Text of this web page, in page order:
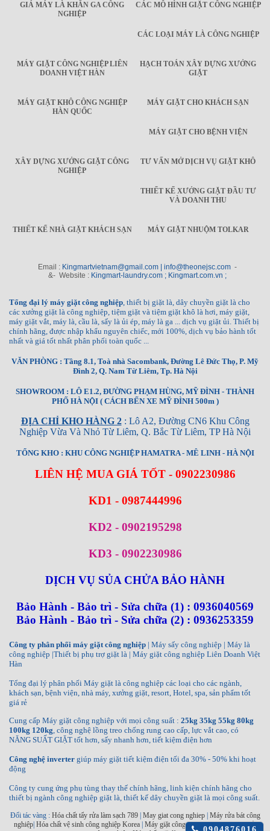
GIÁ MÁY LÀ KHĂN GA CÔNG
NGHIỆP
CÁC MÔ HÌNH GIẶT CÔNG NGHIỆP
CÁC LOẠI MÁY LÀ CÔNG NGHIỆP
MÁY GIẶT CÔNG NGHIỆP LIÊN
DOANH VIỆT HÀN
HẠCH TOÁN XÂY DỰNG XƯỞNG
GIẶT
MÁY GIẶT KHÔ CÔNG NGHIỆP
HÀN QUỐC
MÁY GIẶT CHO KHÁCH SẠN
MÁY GIẶT CHO BỆNH VIỆN
XÂY DỰNG XƯỞNG GIẶT CÔNG
NGHIỆP
TƯ VẤN MỞ DỊCH VỤ GIẶT KHÔ
THIẾT KẾ XƯỞNG GIẶT ĐẦU TƯ
VÀ DOANH THU
THIẾT KẾ NHÀ GIẶT KHÁCH SẠN MÁY GIẶT NHUỘM TOLKAR
Email : Kingmartvietnam@gmail.com | info@theonejsc.com -
&- Website : Kingmart-laundry.com ; Kingmart.com.vn ;
Click
Tổng đại lý máy giặt công nghiệp, thiết bị giặt là, dây chuyền giặt là cho
các xưởng giặt là công nghiệp, tiệm giặt và tiệm giặt khô là hơi, máy giặt,
máy giặt vắt, máy là, cầu là, sấy là ủi ép, máy là ga ... dịch vụ giặt ủi. Thiết bị
chính hãng, được nhập khẩu nguyên chiếc, mới 100%, dịch vụ bảo hành tốt
nhất và giá tốt nhất phân phối toàn quốc ...
VĂN PHÒNG : Tầng 8.1, Toà nhà Sacombank, Đường Lê Đức Thọ, P. Mỹ
Đình 2, Q. Nam Từ Liêm, Tp. Hà Nội
SHOWROOM : LÔ E1.2, ĐƯỜNG PHẠM HÙNG, MỸ ĐÌNH - THÀNH
PHỐ HÀ NỘI ( CÁCH BẾN XE MỸ ĐÌNH 500m )
ĐỊA CHỈ KHO HÀNG 2: Lô A2, Đường CN6 Khu Công
Nghiệp Vừa Và Nhỏ Từ Liêm, Q. Bắc Từ Liêm, TP Hà Nội
TỔNG KHO : KHU CÔNG NGHIỆP HAMATRA - MÊ LINH - HÀ NỘI
LIÊN HỆ MUA GIÁ TỐT - 0902230986
KD1 - 0987444996
KD2 - 0902195298
KD3 - 0902230986
DỊCH VỤ SỦA CHỬA BẢO HÀNH
Bảo Hành - Bảo trì - Sửa chữa (1) : 0936040569
Bảo Hành - Bảo trì - Sửa chữa (2) : 0936253359
Công ty phân phối máy giặt công nghiệp | Máy sấy công nghiệp | Máy là
công nghiệp |Thiết bị phụ trợ giặt là | Máy giặt công nghiệp Liên Doanh Việt
Hàn
Tổng đại lý phân phối Máy giặt là công nghiệp các loại cho các ngành,
khách sạn, bệnh viện, nhà máy, xưởng giặt, resort, Hotel, spa, sản phẩm tốt
giá rẻ
Cung cấp Máy giặt công nghiệp với mọi công suất : 25kg 35kg 55kg 80kg
100kg 120kg , công nghệ lồng treo chống rung cao cấp, lực vắt cao, có
NĂNG SUẤT GIẶT tốt hơn, sấy nhanh hơn, tiết kiệm điện hơn
Công nghệ inverter giúp máy giặt tiết kiệm điện tối đa 30% - 50% khi hoạt
động
Công ty cung ứng phụ tùng thay thế chính hãng, linh kiện chính hãng cho
thiết bị ngành công nghiệp giặt là, thiết kế dây chuyền giặt là mọi công suất.
Đối tác vàng : Hóa chất tẩy rửa làm sạch 789| May giat cong nghiep| Máy rửa bát công
nghiệp| Hóa chất vệ sinh công nghiệp Korea| Máy giặt công nghiệp INKO|Máy sấy